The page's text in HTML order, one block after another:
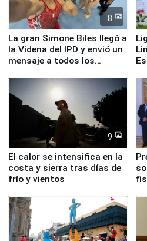
8
La gran Simone Biles llegó a
la Videna del IPD y envió un
mensaje a todos los
9
El calor se intensifica en la
costa y sierra tras días de
frío y vientos